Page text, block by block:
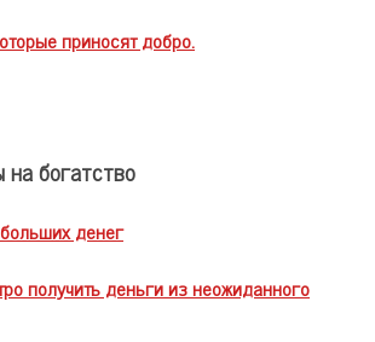
приносят добро.
на богатство
денег
получить деньги из неожиданного